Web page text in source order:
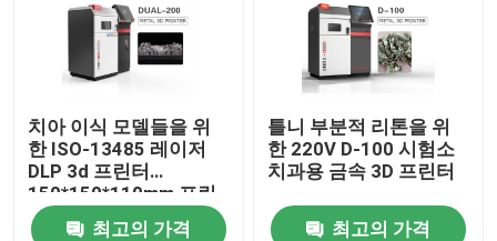
치아 이식 모델들을 위
한 ISO-13485 레이저
DLP 3d 프린터
150*150*110mm 프린
팅 사이즈
최고의 가격
틀니 부분적 리톤을 위
한 220V D-100 시험소
치과용 금속 3D 프린터
최고의 가격